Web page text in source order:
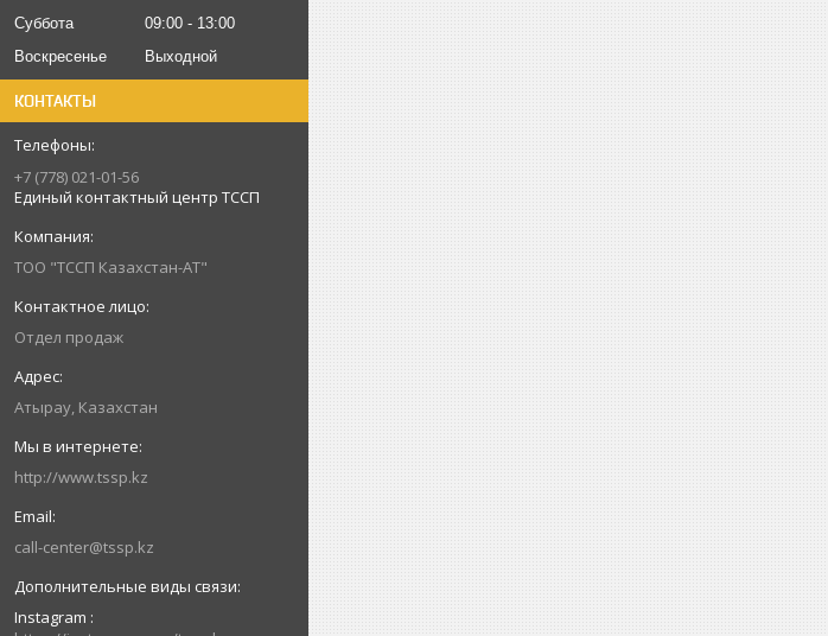
Суббота
09:00
13:00
Воскресенье
Выходной
КОНТАКТЫ
+7 (778) 021-01-56
Единый контактный центр ТССП
ТОО "ТССП Казахстан-АТ"
Отдел продаж
Атырау, Казахстан
http://www.tssp.kz
call-center@tssp.kz
Instagram